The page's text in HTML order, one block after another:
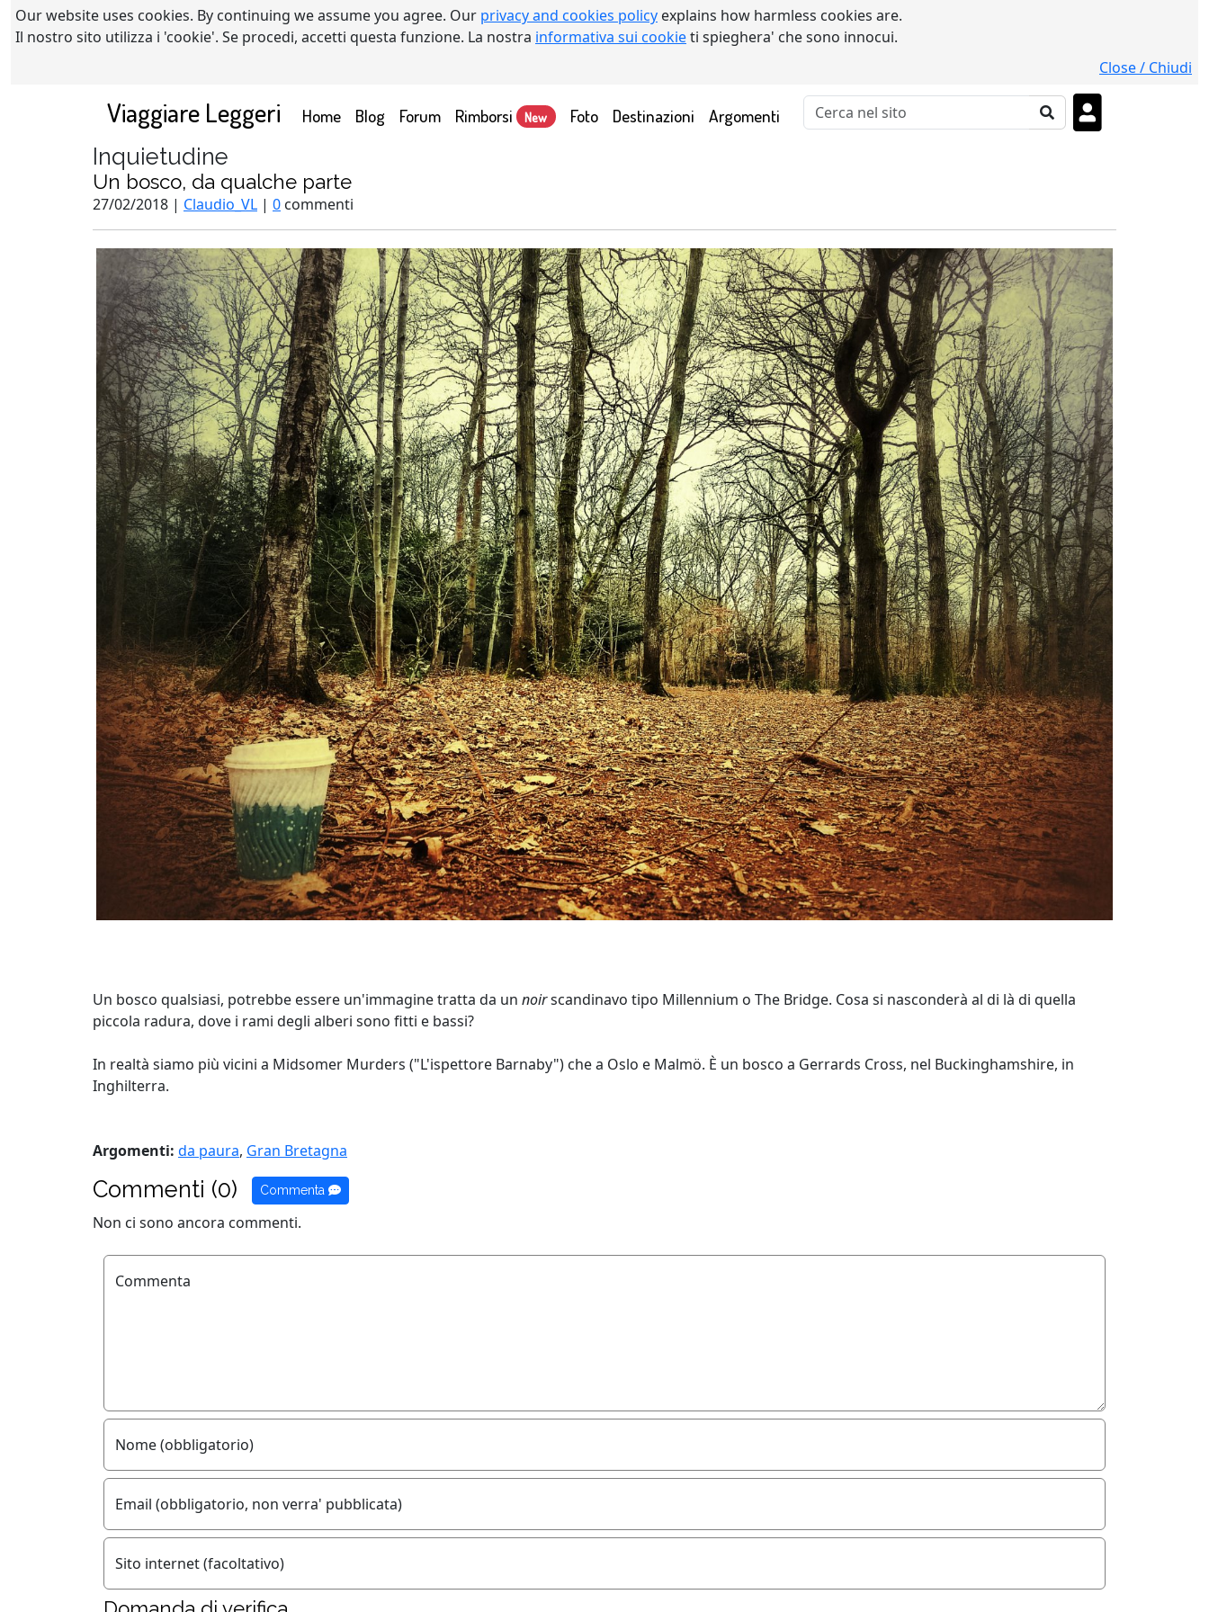
Our website uses cookies. By continuing we assume you agree. Our privacy and cookies policy explains how harmless cookies are.
Il nostro sito utilizza i 'cookie'. Se procedi, accetti questa funzione. La nostra informativa sui cookieti spieghera' che sono innocui.
Close / Chiudi
Viaggiare Leggeri Home(current)
Blog Forum Rimborsi New Foto Destinazioni Argomenti
Inquietudine
Un bosco, da qualche parte
27/02/2018 | Claudio_VL | 0 commenti
Un bosco qualsiasi, potrebbe essere un'immagine tratta da un noirscandinavo tipo Millennium o The Bridge. Cosa si nasconderà al di là di quella
piccola radura, dove i rami degli alberi sono fitti e bassi?
In realtà siamo più vicini a Midsomer Murders ("L'ispettore Barnaby") che a Oslo e Malmö. È un bosco a Gerrards Cross, nel Buckinghamshire, in
Inghilterra.
Argomenti: da paura, Gran Bretagna
Commenti (0) Commenta
Non ci sono ancora commenti.
Commenta
Nome (obbligatorio)
Email (obbligatorio, non verra' pubblicata)
Sito internet (facoltativo)